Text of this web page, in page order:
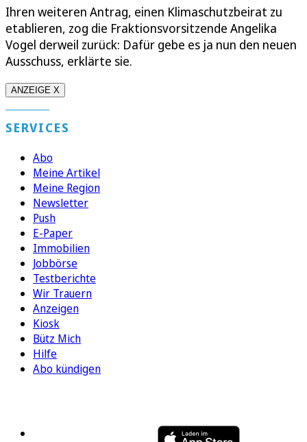
Ihren weiteren Antrag, einen Klimaschutzbeirat zu
etablieren, zog die Fraktionsvorsitzende Angelika
Vogel derweil zurück: Dafür gebe es ja nun den neuen
Ausschuss, erklärte sie.
ANZEIGE X
SERVICES
Abo
Meine Artikel
Meine Region
Newsletter
Push
E-Paper
Immobilien
Jobbörse
Testberichte
Wir Trauern
Anzeigen
Kiosk
Bütz Mich
Hilfe
Abo kündigen